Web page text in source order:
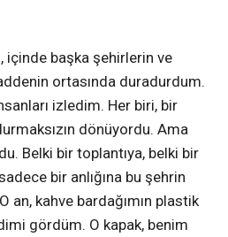
içinde başka şehirlerin ve
ortasında duradurdum.
izledim. Her biri, bir
dönüyordu. Ama
Belki bir toplantıya, belki bir
bir anlığına bu şehrin
an, kahve bardağımın plastik
gördüm. O kapak, benim